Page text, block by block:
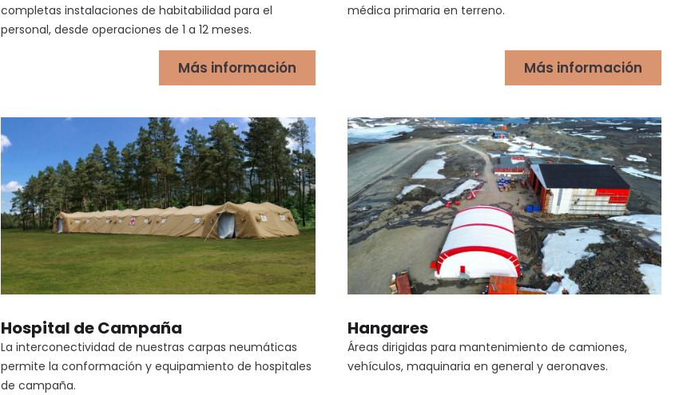
completas instalaciones de habitabilidad para el
personal, desde operaciones de 1 a 12 meses.
Más información
médica primaria en terreno.
Más información
Hospital de Campaña
La interconectividad de nuestras carpas neumáticas
permite la conformación y equipamiento de hospitales
de campaña.
Hangares
Áreas dirigidas para mantenimiento de camiones,
vehículos, maquinaria en general y aeronaves.